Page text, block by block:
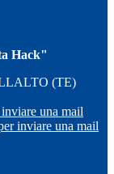
Hack"
(TE)
una mail
inviare una mail